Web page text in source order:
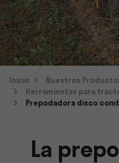
Inicio Nuestros
Herramientas para
Prepodadora disco
La